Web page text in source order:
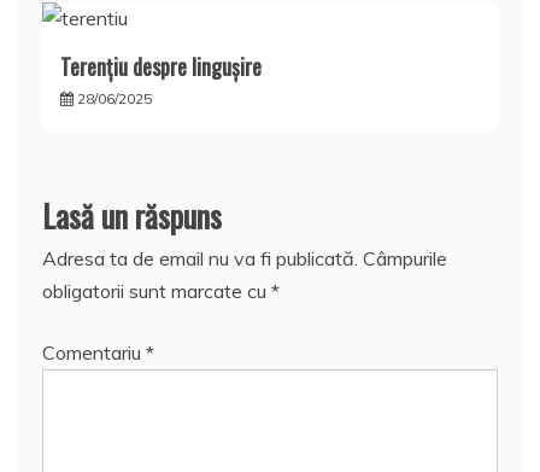
Terențiu despre lingușire
28/06/2025
Lasă un răspuns
Adresa ta de email nu va fi publicată. Câmpurile
obligatorii sunt marcate cu *
Comentariu *